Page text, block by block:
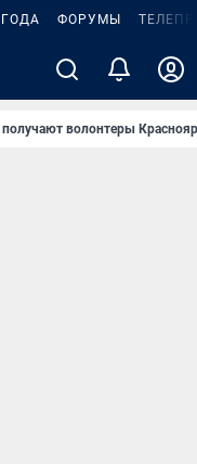
ФОРУМЫ
волонтеры